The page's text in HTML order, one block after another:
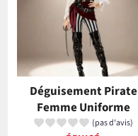
Déguisement Pirate
Femme Uniforme
(pas d'avis)